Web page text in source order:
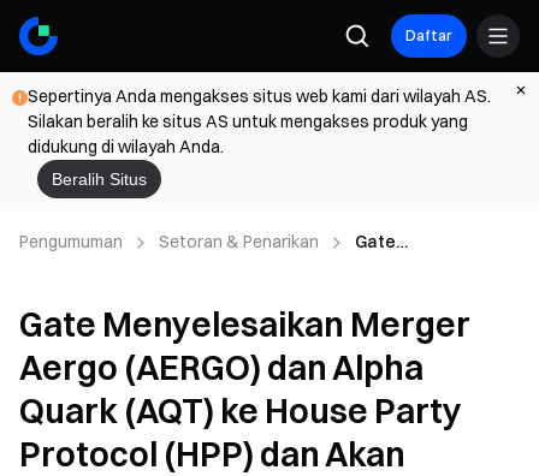
Daftar
Sepertinya Anda mengakses situs web kami dari wilayah AS.
Silakan beralih ke situs AS untuk mengakses produk yang
didukung di wilayah Anda.
Beralih Situs
Pengumuman Setoran & Penarikan
Gate
(AERGO) dan Alpha
Quark (AQT) ke
House Party
Protocol (HPP) dan
Akan Melanjutkan
Perdagangan
Gate Menyelesaikan Merger
Aergo (AERGO) dan Alpha
Quark (AQT) ke House Party
Protocol (HPP) dan Akan